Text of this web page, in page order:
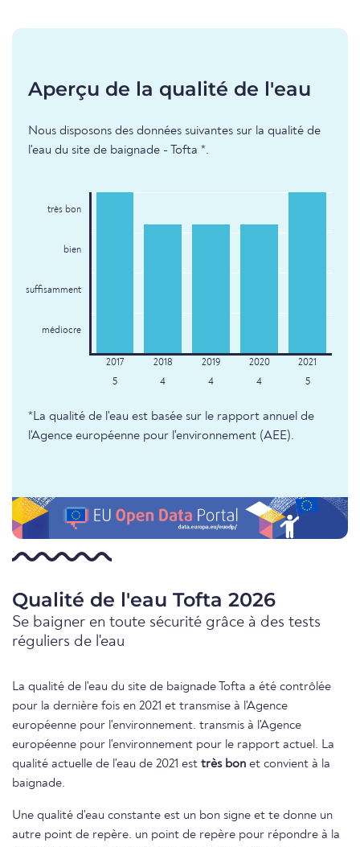
Aperçu de la qualité de l'eau
Nous disposons des données suivantes sur la qualité de
l'eau du site de baignade - Tofta *.
très bon
bien
suffisamment
médiocre
5 4 4 4 5
*La qualité de l'eau est basée sur le rapport annuel de
l'Agence européenne pour l'environnement (AEE).
Qualité de l'eau Tofta 2026
Se baigner en toute sécurité grâce à des tests
réguliers de l'eau
La qualité de l'eau du site de baignade Tofta a été contrôlée
pour la dernière fois en 2021 et transmise à l'Agence
européenne pour l'environnement. transmis à l'Agence
européenne pour l'environnement pour le rapport actuel. La
qualité actuelle de l'eau de 2021 est très bon et convient à la
baignade.
Une qualité d'eau constante est un bon signe et te donne un
autre point de repère. un point de repère pour répondre à la